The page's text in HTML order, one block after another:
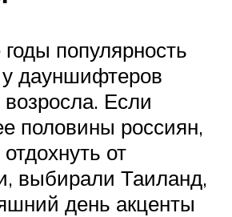
популярность
дауншифтеров
Если
половины россиян,
от
выбирали Таиланд,
день акценты